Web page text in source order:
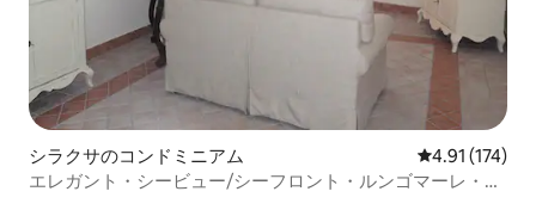
シラクサのコンドミニアム レビュー174
4.91 (174)
エレガント・シービュー/シーフロント・ルンゴマーレ・レ